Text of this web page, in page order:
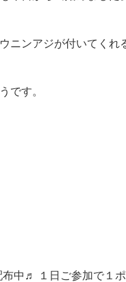
ニンアジが付いてくれ
です。
中♬ １日ご参加で１